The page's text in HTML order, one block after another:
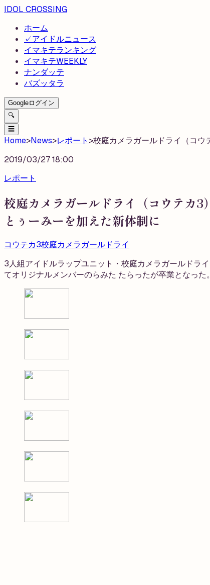
IDOL CROSSING
ホーム
✓アイドルニュース
イマキテランキング
イマキテWEEKLY
ナンダッテ
バズッタラ
Googleログイン
🔍
☰
Home>News>レポート >校庭カメラガールドライ（コウ
2019/03/27 18:00
レポート
校庭カメラガールドライ（コウテカ
とぅーみーを加えた新体制に
コウテカ3校庭カメラガールドライ
3人組アイドルラップユニット・校庭カメラガールドラ
てオリジナルメンバーのらみた たらったが卒業となった。